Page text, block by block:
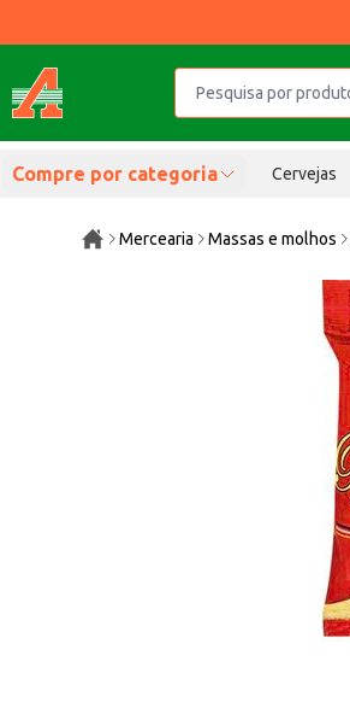
Compre por categoria Cervejas
Mercearia Massas e molhos